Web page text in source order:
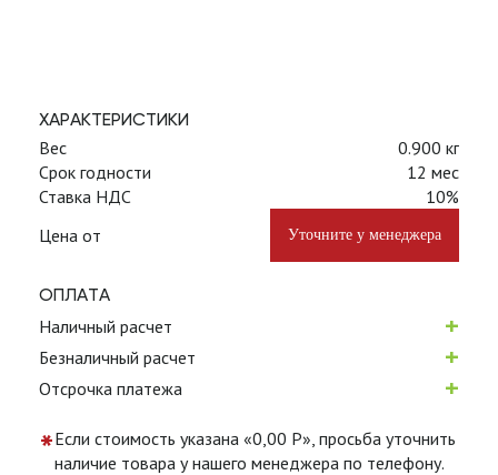
ХАРАКТЕРИСТИКИ
Вес
0.900 кг
Срок годности
12 мес
Ставка НДС
10%
Цена от
Уточните у менеджера
ОПЛАТА
Наличный расчет +
Безналичный расчет +
Отсрочка платежа +
*Если стоимость указана «0,00 Р», просьба уточнить
наличие товара у нашего менеджера по телефону.